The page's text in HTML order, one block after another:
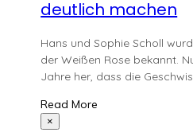
deutlich machen
Hans und Sophie Scholl
der Weißen Rose bekannt.
Jahre her, dass die
Read More
×